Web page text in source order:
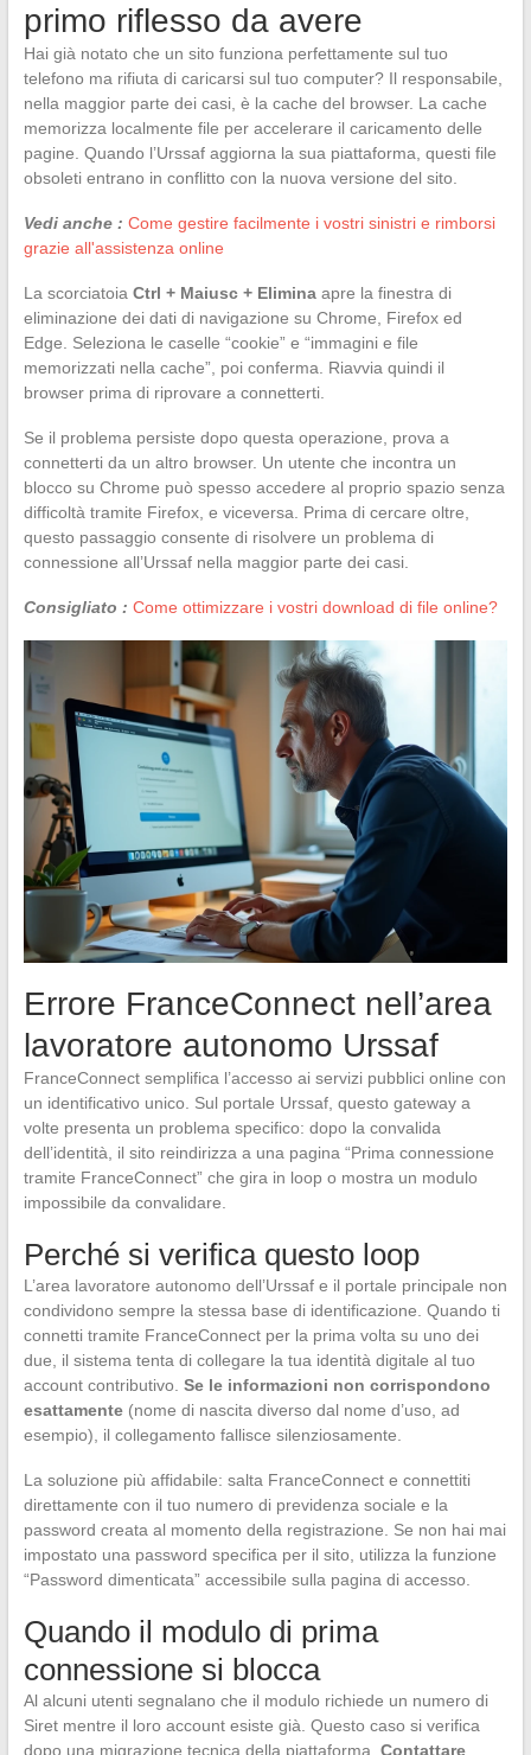
primo riflesso da avere
Hai già notato che un sito funziona perfettamente sul tuo
telefono ma rifiuta di caricarsi sul tuo computer? Il responsabile,
nella maggior parte dei casi, è la cache del browser. La cache
memorizza localmente file per accelerare il caricamento delle
pagine. Quando l’Urssaf aggiorna la sua piattaforma, questi file
obsoleti entrano in conflitto con la nuova versione del sito.
Vedi anche : Come gestire facilmente i vostri sinistri e rimborsi
grazie all'assistenza online
La scorciatoia Ctrl + Maiusc + Eliminaapre la finestra di
eliminazione dei dati di navigazione su Chrome, Firefox ed
Edge. Seleziona le caselle “cookie” e “immagini e file
memorizzati nella cache”, poi conferma. Riavvia quindi il
browser prima di riprovare a connetterti.
Se il problema persiste dopo questa operazione, prova a
connetterti da un altro browser. Un utente che incontra un
blocco su Chrome può spesso accedere al proprio spazio senza
difficoltà tramite Firefox, e viceversa. Prima di cercare oltre,
questo passaggio consente di risolvere un problema di
connessione all’Urssaf nella maggior parte dei casi.
Consigliato : Come ottimizzare i vostri download di file online?
Errore FranceConnect nell’area
lavoratore autonomo Urssaf
FranceConnect semplifica l’accesso ai servizi pubblici online con
un identificativo unico. Sul portale Urssaf, questo gateway a
volte presenta un problema specifico: dopo la convalida
dell’identità, il sito reindirizza a una pagina “Prima connessione
tramite FranceConnect” che gira in loop o mostra un modulo
impossibile da convalidare.
Perché si verifica questo loop
L’area lavoratore autonomo dell’Urssaf e il portale principale non
condividono sempre la stessa base di identificazione. Quando ti
connetti tramite FranceConnect per la prima volta su uno dei
due, il sistema tenta di collegare la tua identità digitale al tuo
account contributivo. Se le informazioni non corrispondono
esattamente(nome di nascita diverso dal nome d’uso, ad
esempio), il collegamento fallisce silenziosamente.
La soluzione più affidabile: salta FranceConnect e connettiti
direttamente con il tuo numero di previdenza sociale e la
password creata al momento della registrazione. Se non hai mai
impostato una password specifica per il sito, utilizza la funzione
“Password dimenticata” accessibile sulla pagina di accesso.
Quando il modulo di prima
connessione si blocca
Al alcuni utenti segnalano che il modulo richiede un numero di
Siret mentre il loro account esiste già. Questo caso si verifica
dopo una migrazione tecnica della piattaforma. Contattare